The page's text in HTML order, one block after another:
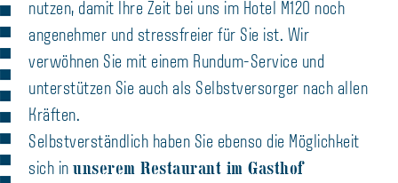
nutzen, damit Ihre Zeit bei uns im Hotel M120 noch
angenehmer und stressfreier für Sie ist. Wir
verwöhnen Sie mit einem Rundum-Service und
unterstützen Sie auch als Selbstversorger nach allen
Kräften.
Selbstverständlich haben Sie ebenso die Möglichkeit
sich in unserem Restaurant im Gasthof